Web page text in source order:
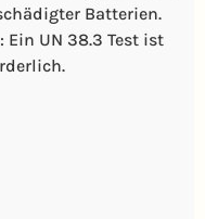
Batterien.
UN 38.3 Test ist